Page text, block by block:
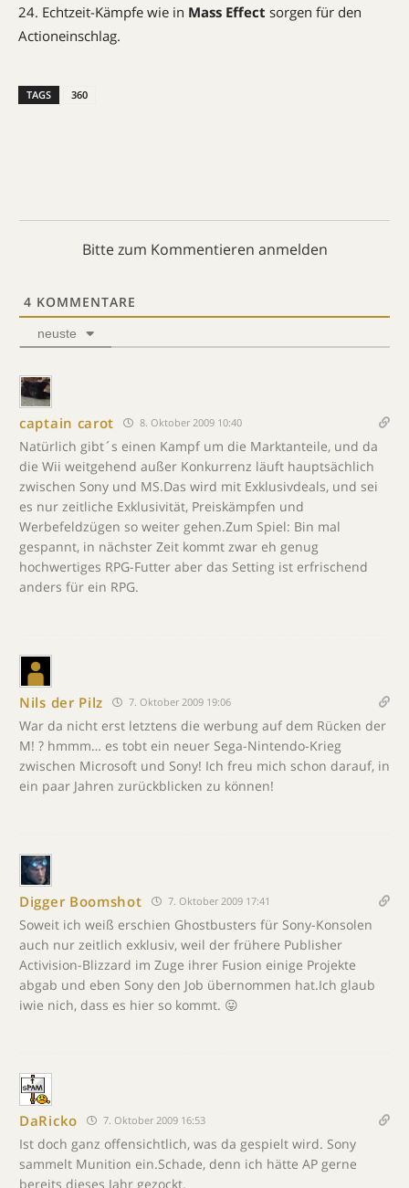
24. Echtzeit-Kämpfe wie in Mass Effect sorgen für den
Actioneinschlag.
TAGS 360
Bitte zum Kommentieren anmelden
4 KOMMENTARE
neuste
captain carot 8. Oktober 2009 10:40
Natürlich gibt´s einen Kampf um die Marktanteile, und da
die Wii weitgehend außer Konkurrenz läuft hauptsächlich
zwischen Sony und MS.Das wird mit Exklusivdeals, und sei
es nur zeitliche Exklusivität, Preiskämpfen und
Werbefeldzügen so weiter gehen.Zum Spiel: Bin mal
gespannt, in nächster Zeit kommt zwar eh genug
hochwertiges RPG-Futter aber das Setting ist erfrischend
anders für ein RPG.
Nils der Pilz 7. Oktober 2009 19:06
War da nicht erst letztens die werbung auf dem Rücken der
M! ? hmmm… es tobt ein neuer Sega-Nintendo-Krieg
zwischen Microsoft und Sony! Ich freu mich schon darauf, in
ein paar Jahren zurückblicken zu können!
Digger Boomshot 7. Oktober 2009 17:41
Soweit ich weiß erschien Ghostbusters für Sony-Konsolen
auch nur zeitlich exklusiv, weil der frühere Publisher
Activision-Blizzard im Zuge ihrer Fusion einige Projekte
abgab und eben Sony den Job übernommen hat.Ich glaub
iwie nich, dass es hier so kommt. 😛
DaRicko 7. Oktober 2009 16:53
Ist doch ganz offensichtlich, was da gespielt wird. Sony
sammelt Munition ein.Schade, denn ich hätte AP gerne
bereits dieses Jahr gezockt.